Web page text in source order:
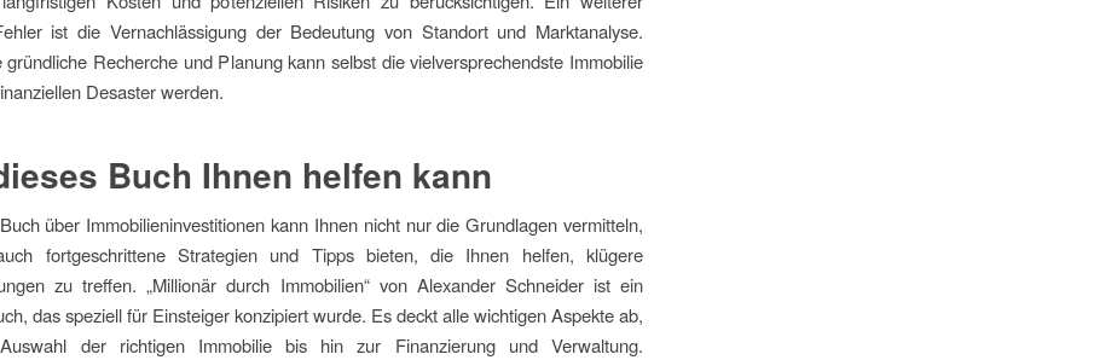
ist die Vernachlässigung der Bedeutung von Standort und Marktanalyse.
gründliche Recherche und Planung kann selbst die vielversprechendste Immobilie
Desaster werden.
Buch Ihnen helfen kann
über Immobilieninvestitionen kann Ihnen nicht nur die Grundlagen vermitteln,
fortgeschrittene Strategien und Tipps bieten, die Ihnen helfen, klügere
zu treffen. „Millionär durch Immobilien“ von Alexander Schneider ist ein
das speziell für Einsteiger konzipiert wurde. Es deckt alle wichtigen Aspekte ab,
der richtigen Immobilie bis hin zur Finanzierung und Verwaltung.